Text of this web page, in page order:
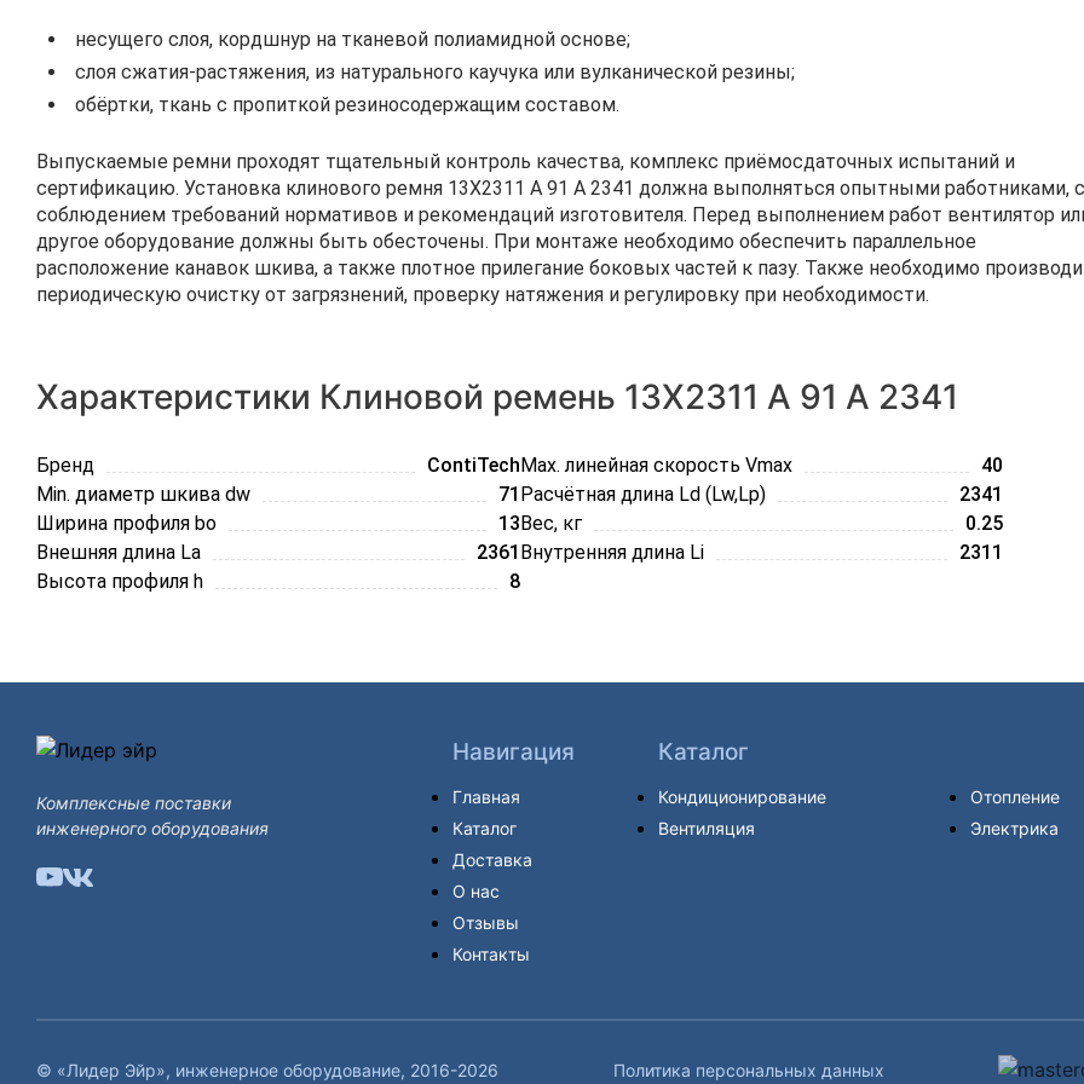
несущего слоя, кордшнур на тканевой полиамидной основе;
слоя сжатия-растяжения, из натурального каучука или вулканической резины;
обёртки, ткань с пропиткой резиносодержащим составом.
Выпускаемые ремни проходят тщательный контроль качества, комплекс приёмосдаточных испытаний и
сертификацию. Установка клинового ремня 13Х2311 A 91 А 2341 должна выполняться опытными работниками, с
соблюдением требований нормативов и рекомендаций изготовителя. Перед выполнением работ вентилятор
другое оборудование должны быть обесточены. При монтаже необходимо обеспечить параллельное
расположение канавок шкива, а также плотное прилегание боковых частей к пазу. Также необходимо
периодическую очистку от загрязнений, проверку натяжения и регулировку при необходимости.
Характеристики Клиновой ремень 13Х2311 A 91 А 2341
Бренд ContiTechMax. линейная скорость Vmax
40
Min. диаметр шкива dw
71 Расчётная длина Ld (Lw,Lp)
2341
Ширина профиля bo
13Вес, кг
0.25
Внешняя длина La
2361 Внутренняя длина Li
2311
Высота профиля h
8
Комплексные поставки
инженерного оборудования
Навигация
Главная
Каталог
Доставка
О нас
Отзывы
Контакты
Каталог
Кондиционирование
Вентиляция
Отопление
Электрика
© «Лидер Эйр», инженерное оборудование, 2016-2026 Политика персональных данных